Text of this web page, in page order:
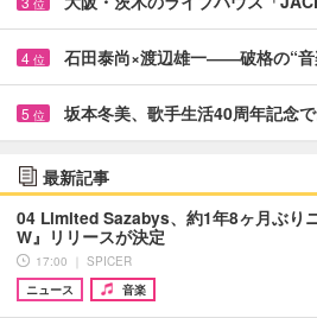
位
4 位 石田泰尚×渡辺雄一――破格の“
5 位 坂本冬美、歌手生活40周年記念
最新記事
04 Limited Sazabys、約1年8ヶ月ぶり
W』リリースが決定
17:00 ｜ SPICER
ニュース
音楽